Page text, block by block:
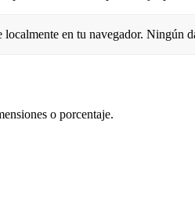
en tu navegador. Ningún
o porcentaje.